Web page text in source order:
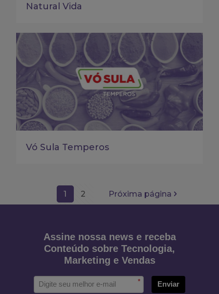
Natural Vida
Vó Sula Temperos
1 2 Próxima página
Assine nossa news e receba
Conteúdo sobre Tecnologia,
Marketing e Vendas
* Enviar